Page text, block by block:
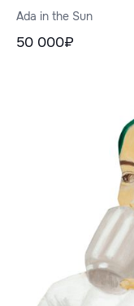
Ada in the Sun
50 000₽